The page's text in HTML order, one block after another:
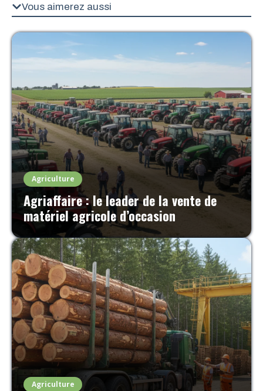
Vous aimerez aussi
Agriculture
Agriaffaire : le leader de la vente de
matériel agricole d’occasion
Agriculture